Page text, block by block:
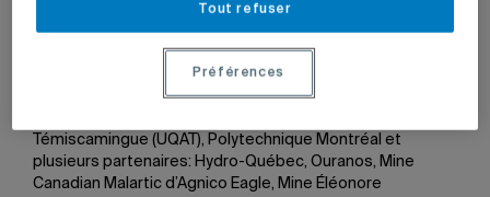
hydroélectriques et minières du Québec considérées
comme stratégiques et névralgiques.
Financé par le Conseil de recherches en sciences
naturelles et en génie du Canada (CRSNG Alliance), le
Témiscamingue (UQAT), Polytechnique Montréal et
plusieurs partenaires: Hydro-Québec, Ouranos, Mine
Canadian Malartic d’Agnico Eagle, Mine Éléonore
Tout refuser
Préférences